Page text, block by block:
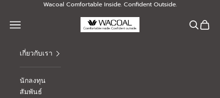
Skip to contentWacoal Comfortable Inside. Confident Outside.
Thai Wacoal Public Company Limited
Navigation menu Search
Cart
เกี่ยวกับเรา
นักลงทุน
สัมพันธ์